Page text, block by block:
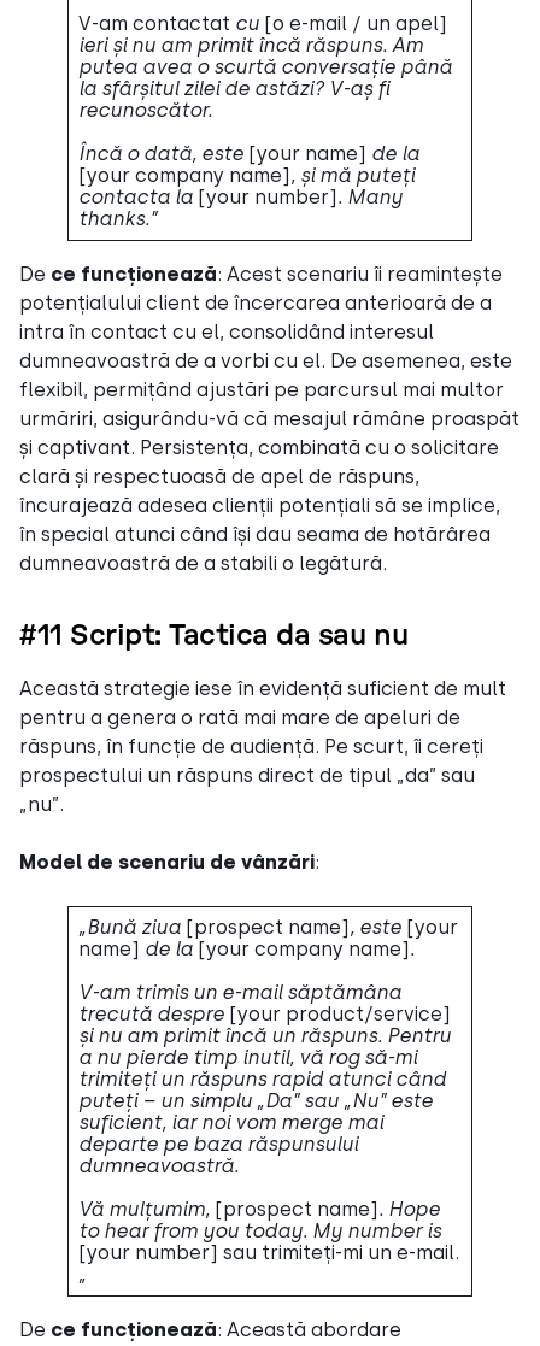
V-am contactat cu [o e-mail / un apel]
ieri și nu am primit încă răspuns. Am
putea avea o scurtă conversație până
la sfârșitul zilei de astăzi? V-aș fi
recunoscător.
Încă o dată, este [your name] de la
[your company name], și mă puteți
contacta la [your number]. Many
thanks.”
De ce funcționează: Acest scenariu îi reamintește
potențialului client de încercarea anterioară de a
intra în contact cu el, consolidând interesul
dumneavoastră de a vorbi cu el. De asemenea, este
flexibil, permițând ajustări pe parcursul mai multor
urmăriri, asigurându-vă că mesajul rămâne proaspăt
și captivant. Persistența, combinată cu o solicitare
clară și respectuoasă de apel de răspuns,
încurajează adesea clienții potențiali să se implice,
în special atunci când își dau seama de hotărârea
dumneavoastră de a stabili o legătură.
#11 Script: Tactica da sau nu
Această strategie iese în evidență suficient de mult
pentru a genera o rată mai mare de apeluri de
răspuns, în funcție de audiență. Pe scurt, îi cereți
prospectului un răspuns direct de tipul „da” sau
„nu”.
Model de scenariu de vânzări:
„Bună ziua [prospect name], este [your
name] de la [your company name].
V-am trimis un e-mail săptămâna
trecută despre [your product/service]
și nu am primit încă un răspuns. Pentru
a nu pierde timp inutil, vă rog să-mi
trimiteți un răspuns rapid atunci când
puteți – un simplu „Da” sau „Nu” este
suficient, iar noi vom merge mai
departe pe baza răspunsului
dumneavoastră.
Vă mulțumim, [prospect name]. Hope
to hear from you today. My number is
[your number] sau trimiteți-mi un e-mail.
„
De ce funcționează: Această abordare